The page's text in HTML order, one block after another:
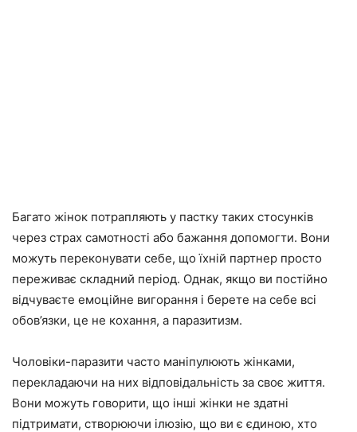
Багато жінок потрапляють у пастку таких стосунків
через страх самотності або бажання допомогти. Вони
можуть переконувати себе, що їхній партнер просто
переживає складний період. Однак, якщо ви постійно
відчуваєте емоційне вигорання і берете на себе всі
обов’язки, це не кохання, а паразитизм.
Чоловіки-паразити часто маніпулюють жінками,
перекладаючи на них відповідальність за своє життя.
Вони можуть говорити, що інші жінки не здатні
підтримати, створюючи ілюзію, що ви є єдиною, хто